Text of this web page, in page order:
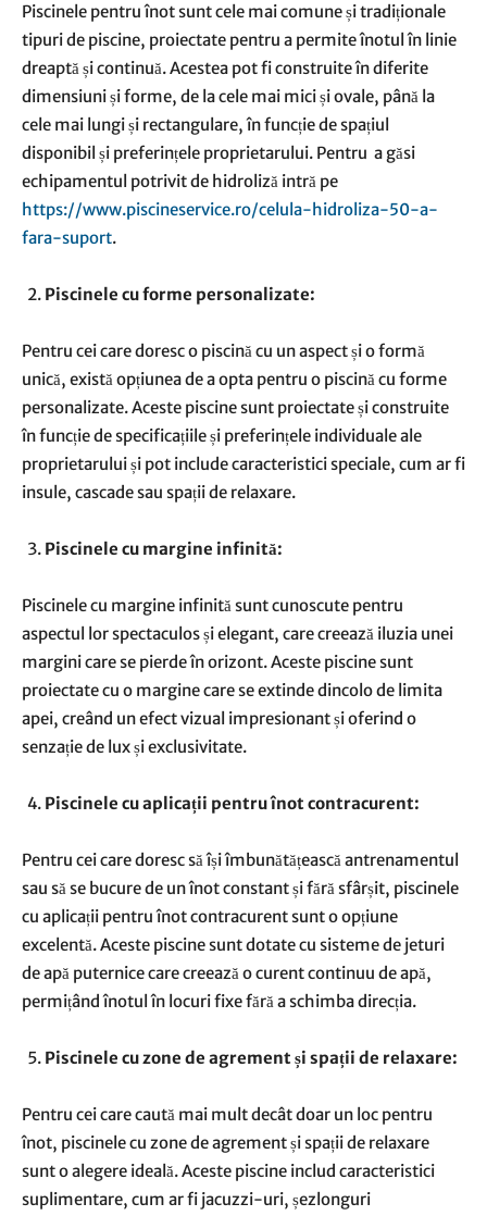
Piscinele pentru înot sunt cele mai comune și tradiționale
tipuri de piscine, proiectate pentru a permite înotul în linie
dreaptă și continuă. Acestea pot fi construite în diferite
dimensiuni și forme, de la cele mai mici și ovale, până la
cele mai lungi și rectangulare, în funcție de spațiul
disponibil și preferințele proprietarului. Pentru a găsi
echipamentul potrivit de hidroliză intră pe
https://www.piscineservice.ro/celula-hidroliza-50-a-
fara-suport.
Piscinele cu forme personalizate:
Pentru cei care doresc o piscină cu un aspect și o formă
unică, există opțiunea de a opta pentru o piscină cu forme
personalizate. Aceste piscine sunt proiectate și construite
în funcție de specificațiile și preferințele individuale ale
proprietarului și pot include caracteristici speciale, cum ar fi
insule, cascade sau spații de relaxare.
Piscinele cu margine infinită:
Piscinele cu margine infinită sunt cunoscute pentru
aspectul lor spectaculos și elegant, care creează iluzia unei
margini care se pierde în orizont. Aceste piscine sunt
proiectate cu o margine care se extinde dincolo de limita
apei, creând un efect vizual impresionant și oferind o
senzație de lux și exclusivitate.
Piscinele cu aplicații pentru înot contracurent:
Pentru cei care doresc să își îmbunătățească antrenamentul
sau să se bucure de un înot constant și fără sfârșit, piscinele
cu aplicații pentru înot contracurent sunt o opțiune
excelentă. Aceste piscine sunt dotate cu sisteme de jeturi
de apă puternice care creează o curent continuu de apă,
permițând înotul în locuri fixe fără a schimba direcția.
Piscinele cu zone de agrement și spații de relaxare:
Pentru cei care caută mai mult decât doar un loc pentru
înot, piscinele cu zone de agrement și spații de relaxare
sunt o alegere ideală. Aceste piscine includ caracteristici
suplimentare, cum ar fi jacuzzi-uri, șezlonguri